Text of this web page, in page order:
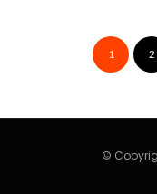
1 2
©